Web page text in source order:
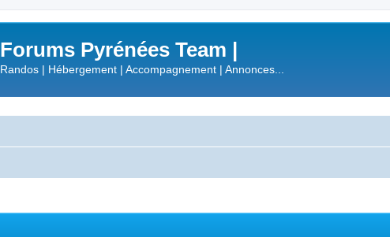
Forums Pyrénées Team |
Randos | Hébergement | Accompagnement | Annonces...